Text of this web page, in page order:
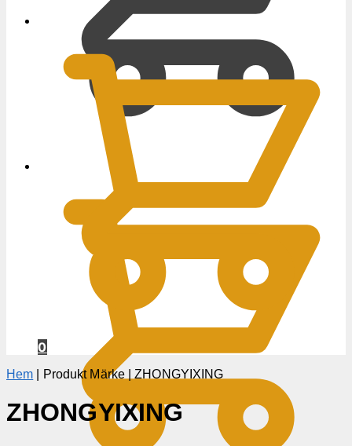
0
Hem Produkt Märke|ZHONGYIXING
ZHONGYIXING